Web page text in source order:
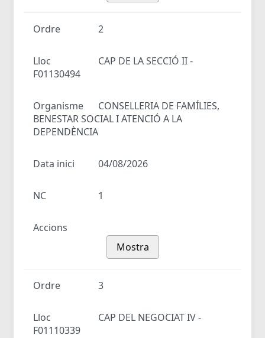
Ordre 2
Lloc
CAP DE LA SECCIÓ II -
F01130494
Organisme
CONSELLERIA DE FAMÍLIES,
BENESTAR SOCIAL I ATENCIÓ A LA
DEPENDÈNCIA
Data inici 04/08/2026
NC 1
Accions
Mostra
Ordre 3
Lloc
CAP DEL NEGOCIAT IV -
F01110339